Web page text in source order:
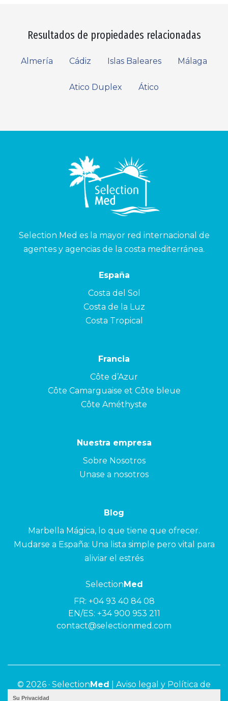
Resultados de propiedades relacionadas
Almería Cádiz Islas Baleares Málaga
Atico Duplex Ático
Selection Med es la mayor red internacional de
agentes y agencias de la costa mediterránea.
España
Costa del Sol
Costa de la Luz
Costa Tropical
Francia
Côte d’Azur
Côte Camarguaise et Côte bleue
Côte Améthyste
Nuestra empresa
Sobre Nosotros
Unase a nosotros
Blog
Marbella Mágica, lo que tiene que ofrecer.
Mudarse a España: Una lista simple pero vital para
aliviar el estrés
SelectionMed
FR: +04 93 40 84 08
EN/ES: +34 900 953 211
contact@selectionmed.com
© 2026 · SelectionMed
Aviso legal y Política de
Su Privacidad